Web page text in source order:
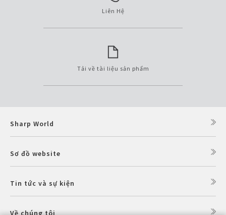
Liên Hệ
Tải về tài liệu sản phẩm
Sharp World
Sơ đồ website
Tin tức và sự kiện